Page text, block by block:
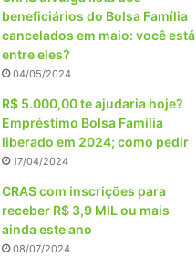
beneficiários do Bolsa Família
cancelados em maio: você está
entre eles?
04/05/2024
R$ 5.000,00 te ajudaria hoje?
Empréstimo Bolsa Família
liberado em 2024; como pedir
17/04/2024
CRAS com inscrições para
receber R$ 3,9 MIL ou mais
ainda este ano
08/07/2024